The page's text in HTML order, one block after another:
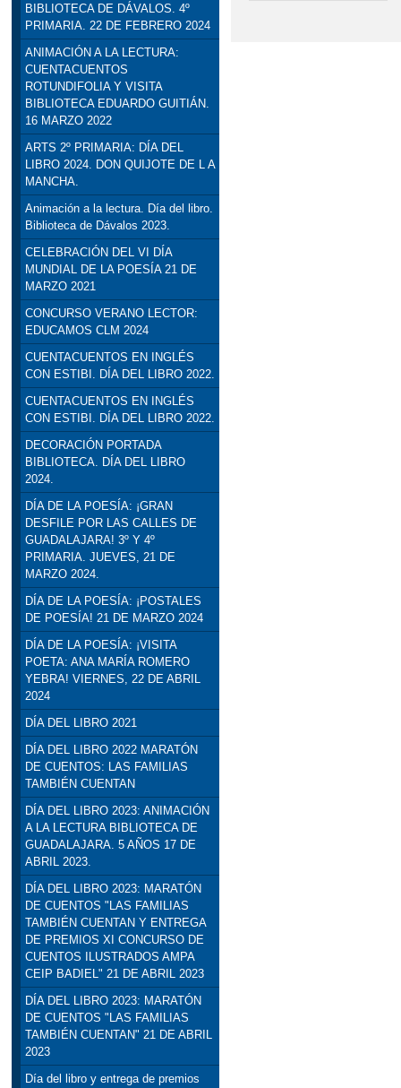
BIBLIOTECA DE DÁVALOS. 4º
PRIMARIA. 22 DE FEBRERO 2024
ANIMACIÓN A LA LECTURA:
CUENTACUENTOS
ROTUNDIFOLIA Y VISITA
BIBLIOTECA EDUARDO GUITIÁN.
16 MARZO 2022
ARTS 2º PRIMARIA: DÍA DEL
LIBRO 2024. DON QUIJOTE DE L A
MANCHA.
Animación a la lectura. Día del libro.
Biblioteca de Dávalos 2023.
CELEBRACIÓN DEL VI DÍA
MUNDIAL DE LA POESÍA 21 DE
MARZO 2021
CONCURSO VERANO LECTOR:
EDUCAMOS CLM 2024
CUENTACUENTOS EN INGLÉS
CON ESTIBI. DÍA DEL LIBRO 2022.
CUENTACUENTOS EN INGLÉS
CON ESTIBI. DÍA DEL LIBRO 2022.
DECORACIÓN PORTADA
BIBLIOTECA. DÍA DEL LIBRO
2024.
DÍA DE LA POESÍA: ¡GRAN
DESFILE POR LAS CALLES DE
GUADALAJARA! 3º Y 4º
PRIMARIA. JUEVES, 21 DE
MARZO 2024.
DÍA DE LA POESÍA: ¡POSTALES
DE POESÍA! 21 DE MARZO 2024
DÍA DE LA POESÍA: ¡VISITA
POETA: ANA MARÍA ROMERO
YEBRA! VIERNES, 22 DE ABRIL
2024
DÍA DEL LIBRO 2021
DÍA DEL LIBRO 2022 MARATÓN
DE CUENTOS: LAS FAMILIAS
TAMBIÉN CUENTAN
DÍA DEL LIBRO 2023: ANIMACIÓN
A LA LECTURA BIBLIOTECA DE
GUADALAJARA. 5 AÑOS 17 DE
ABRIL 2023.
DÍA DEL LIBRO 2023: MARATÓN
DE CUENTOS "LAS FAMILIAS
TAMBIÉN CUENTAN Y ENTREGA
DE PREMIOS XI CONCURSO DE
CUENTOS ILUSTRADOS AMPA
CEIP BADIEL" 21 DE ABRIL 2023
DÍA DEL LIBRO 2023: MARATÓN
DE CUENTOS "LAS FAMILIAS
TAMBIÉN CUENTAN" 21 DE ABRIL
2023
Día del libro y entrega de premios